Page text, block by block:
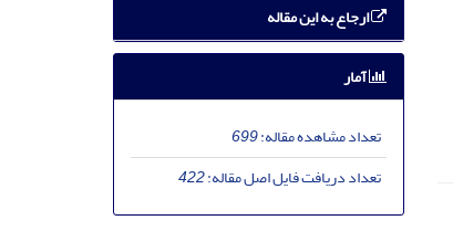
ارجاع به این مقاله
آمار
تعداد مشاهده مقاله:699
تعداد دریافت فایل اصل مقاله:422